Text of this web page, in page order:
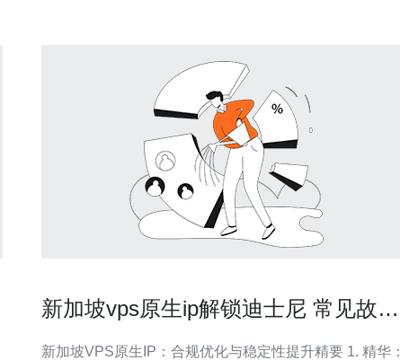
新加坡vps原生ip解锁迪士尼 常见故障
新加坡VPS原生IP：合规优化与稳定性提升精要 1. 精华：